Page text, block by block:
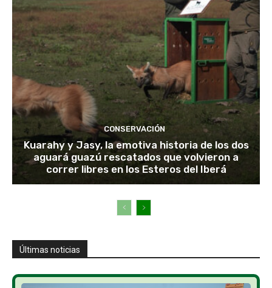
CONSERVACIÓN
Kuarahy y Jasy, la emotiva historia de los dos
aguará guazú rescatados que volvieron a
correr libres en los Esteros del Iberá
Últimas noticias